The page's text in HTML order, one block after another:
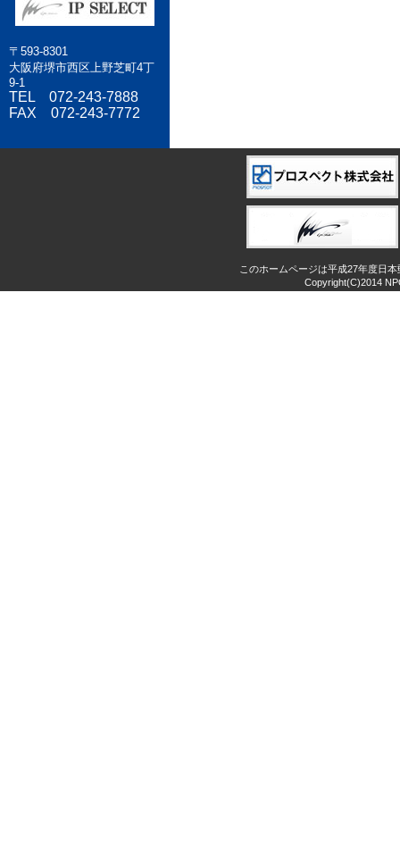
〒593-8301
大阪府堺市西区上野芝町4丁
9-1
TEL 072-243-7888
FAX 072-243-7772
このホームページは平成27年度日
Copyright(C)2014